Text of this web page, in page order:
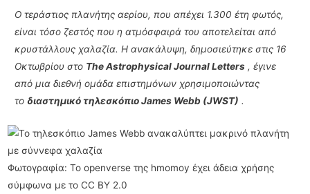
Ο τεράστιος πλανήτης αερίου, που απέχει 1.300 έτη φωτός,
είναι τόσο ζεστός που η ατμόσφαιρά του αποτελείται από
κρυστάλλους χαλαζία. Η ανακάλυψη, δημοσιεύτηκε στις 16
Οκτωβρίου στο The Astrophysical Journal Letters , έγινε
από μια διεθνή ομάδα επιστημόνων χρησιμοποιώντας
τοδιαστημικό τηλεσκόπιο James Webb (JWST) .
Φωτογραφία: Το openverse της hmomoy έχει άδεια χρήσης
σύμφωνα με το CC BY 2.0